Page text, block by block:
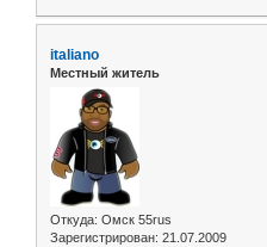
italiano
Местный житель
Откуда: Омск 55rus
Зарегистрирован: 21.07.2009